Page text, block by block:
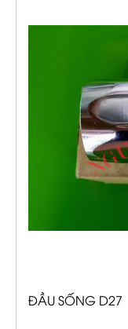
ĐẦU SỐNG D27